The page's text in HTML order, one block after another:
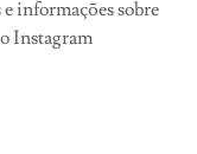
informações sobre
Instagram